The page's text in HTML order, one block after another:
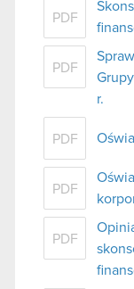
PDF
PDF
r.
PDF
PDF
PDF